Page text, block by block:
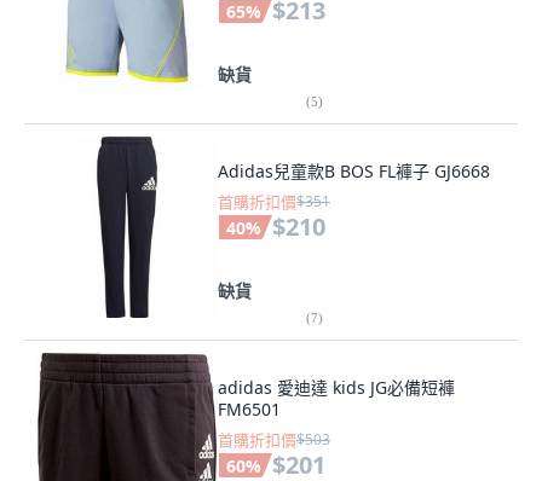
65% $213
缺貨
(5)
Adidas兒童款B BOS FL褲子 GJ6668
首購折扣價$351
40% $210
缺貨
(7)
adidas 愛迪達 kids JG必備短褲
FM6501
首購折扣價$503
60% $201